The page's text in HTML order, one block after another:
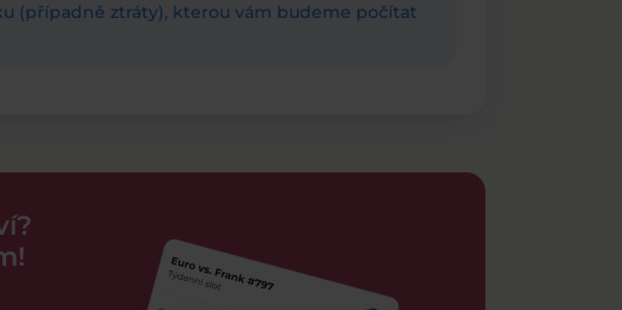
(případně ztráty), kterou vám budeme počítat